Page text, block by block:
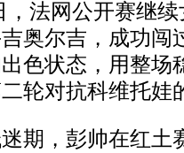
法网公开赛继续
奥尔吉，成功闯
色状态，用整场
轮对抗科维托娃
，彭帅在红土